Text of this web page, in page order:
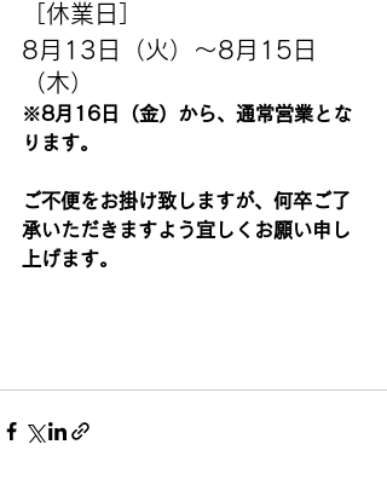
［休業日］
8月13日（火）～8月15日
（木）
※8月16 日（金）から、通常営業とな
ります。
ご不便をお掛け致しますが、何卒ご了
承いただきますよう宜しくお願い申し
上げます。